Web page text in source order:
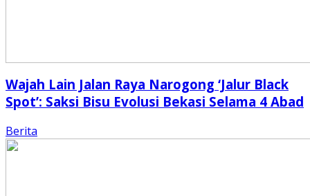
Wajah Lain Jalan Raya Narogong ‘Jalur Black
Spot’: Saksi Bisu Evolusi Bekasi Selama 4 Abad
Berita